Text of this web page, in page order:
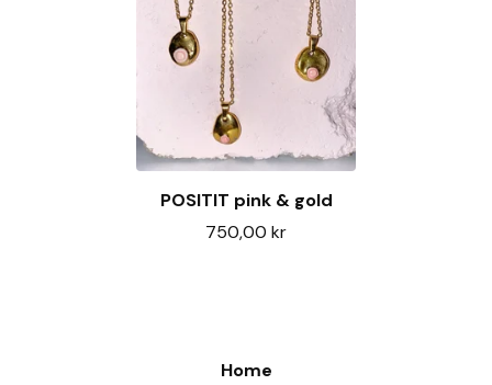
POSITIT pink & gold
750,00 kr
Home